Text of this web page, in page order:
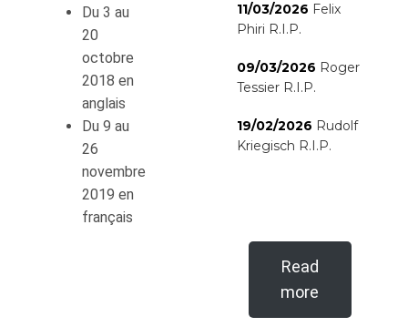
Du 3 au
20
octobre
2018 en
anglais
Du 9 au
26
novembre
2019 en
français
11/03/2026 Felix
Phiri R.I.P.
09/03/2026 Roger
Tessier R.I.P.
19/02/2026 Rudolf
Kriegisch R.I.P.
Read
more